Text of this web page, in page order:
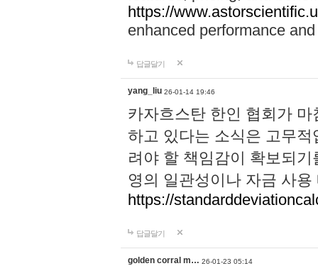
https://
enhanced performance
답글달기
yang_liu 26-01-14 19:46
카자흐스탄 한인 협회가
하고 있다는 소식은 고무
려야 할 책임감이 확보되
영의 일관성이나 자금 사
https://
답글달기
golden corral m… 26-01-23 05:14